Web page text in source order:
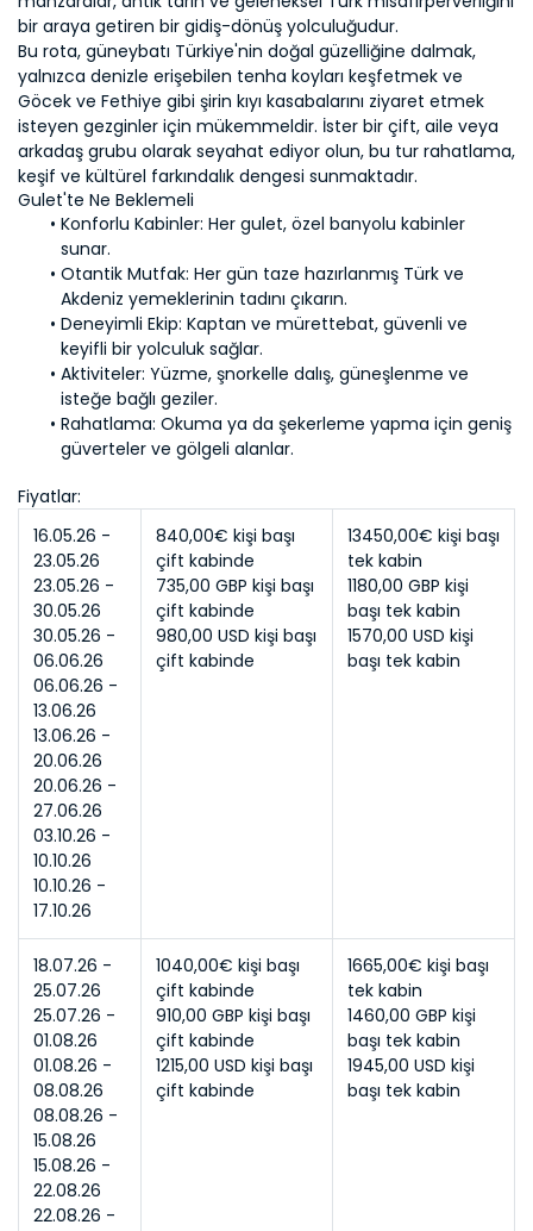
bir araya getiren bir gidiş-dönüş yolculuğudur.
Bu rota, güneybatı Türkiye'nin doğal güzelliğine dalmak,
yalnızca denizle erişebilen tenha koyları keşfetmek ve
Göcek ve Fethiye gibi şirin kıyı kasabalarını ziyaret etmek
isteyen gezginler için mükemmeldir. İster bir çift, aile veya
arkadaş grubu olarak seyahat ediyor olun, bu tur rahatlama,
keşif ve kültürel farkındalık dengesi sunmaktadır.
Konforlu Kabinler: Her gulet, özel banyolu kabinler
Otantik Mutfak: Her gün taze hazırlanmış Türk ve
Deneyimli Ekip: Kaptan ve mürettebat, güvenli ve
Aktiviteler: Yüzme, şnorkelle dalış, güneşlenme ve
Rahatlama: Okuma ya da şekerleme yapma için geniş
güverteler ve gölgeli alanlar.
Fiyatlar:
16.05.26 -
23.05.26
23.05.26 -
30.05.26
30.05.26 -
06.06.26
06.06.26 -
13.06.26
13.06.26 -
20.06.26
20.06.26 -
27.06.26
03.10.26 -
10.10.26
10.10.26 -
17.10.26
840,00€ kişi başı
çift kabinde
735,00 GBP kişi başı
çift kabinde
980,00 USD kişi başı
çift kabinde
13450,00€ kişi başı
tek kabin
1180,00 GBP kişi
başı tek kabin
1570,00 USD kişi
başı tek kabin
18.07.26 -
25.07.26 -
01.08.26 -
08.08.26 -
15.08.26 -
22.08.26 -
1040,00€ kişi başı
çift kabinde
910,00 GBP kişi başı
çift kabinde
1215,00 USD kişi başı
çift kabinde
1665,00€ kişi başı
tek kabin
1460,00 GBP kişi
başı tek kabin
1945,00 USD kişi
başı tek kabin